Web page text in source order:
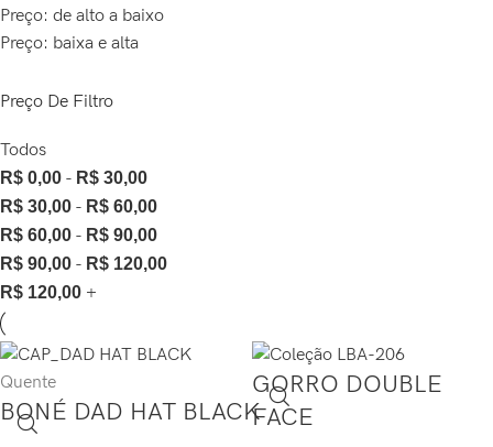
Preço: de alto a baixo
Preço: baixa e alta
Preço De Filtro
Todos
R$ 0,00 - R$ 30,00
R$ 30,00 - R$ 60,00
R$ 60,00 - R$ 90,00
R$ 90,00 - R$ 120,00
R$ 120,00 +
Quente
BONÉ DAD HAT BLACK
GORRO DOUBLE
FACE